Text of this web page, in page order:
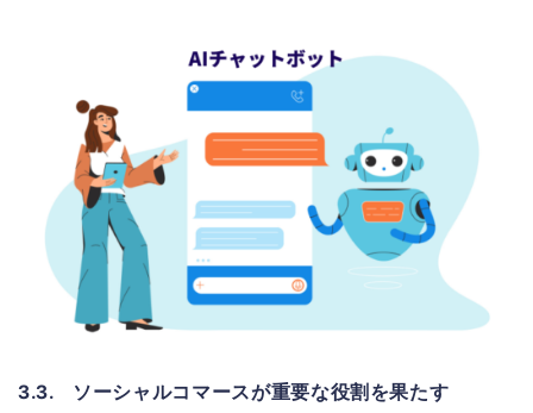
3.3. ソーシャルコマースが重要な役割を果たす